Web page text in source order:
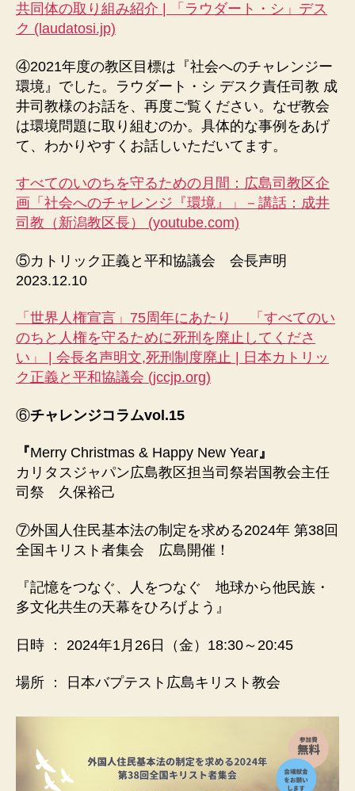
共同体の取り組み紹介 | 「ラウダート・シ」デス
ク (laudatosi.jp)
④2021年度の教区目標は『社会へのチャレンジー
環境』でした。ラウダート・シ デスク責任司教 成
井司教様のお話を、再度ご覧ください。なぜ教会
は環境問題に取り組むのか。具体的な事例をあげ
て、わかりやすくお話しいただいてます。
すべてのいのちを守るための月間：広島司教区企
画「社会へのチャレンジ『環境』」－講話：成井
司教（新潟教区長） (youtube.com)
⑤カトリック正義と平和協議会 会長声明
2023.12.10
「世界人権宣言」75周年にあたり 「すべてのい
のちと人権を守るために死刑を廃止してくださ
い」 | 会長名声明文,死刑制度廃止 | 日本カトリッ
ク正義と平和協議会 (jccjp.org)
⑥チャレンジコラムvol.15
『Merry Christmas & Happy New Year』
カリタスジャパン広島教区担当司祭岩国教会主任
司祭 久保裕己
⑦外国人住民基本法の制定を求める2024年 第38回
全国キリスト者集会 広島開催！
『記憶をつなぐ、人をつなぐ 地球から他民族・
多文化共生の天幕をひろげよう』
日時 ： 2024年1月26日（金）18:30～20:45
場所 ： 日本バプテスト広島キリスト教会